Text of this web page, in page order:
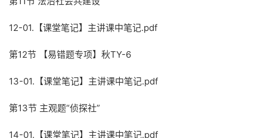
12-01.【课堂笔记】主讲课中笔记.pdf
第12节 【易错题专项】秋TY-6
13-01.【课堂笔记】主讲课中笔记.pdf
第13节 主观题“侦探社”
14-01.【课堂笔记】主讲课中笔记.pdf